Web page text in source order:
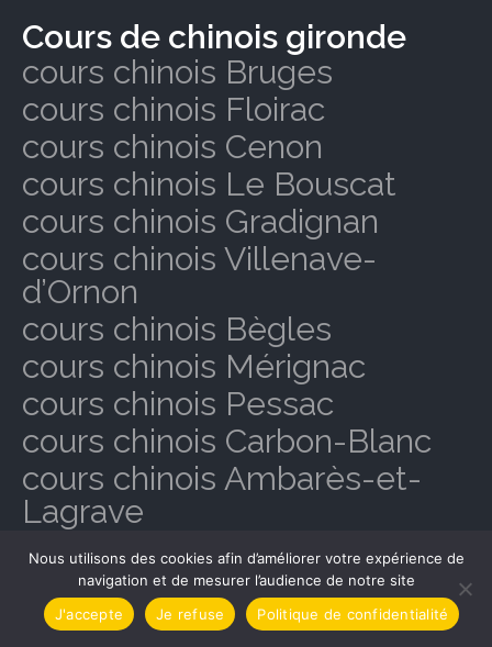
Cours de chinois gironde
cours chinois Bruges
cours chinois Floirac
cours chinois Cenon
cours chinois Le Bouscat
cours chinois Gradignan
cours chinois Villenave-
d’Ornon
cours chinois Bègles
cours chinois Mérignac
cours chinois Pessac
cours chinois Carbon-Blanc
cours chinois Ambarès-et-
Lagrave
cours chinois Artigues-près-
Bordeaux
cours chinois Le Bouscat
Nous utilisons des cookies afin d’améliorer votre expérience de
navigation et de mesurer l’audience de notre site
J'accepte
Je refuse Politique de confidentialité